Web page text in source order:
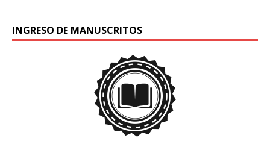
INGRESO DE MANUSCRITOS